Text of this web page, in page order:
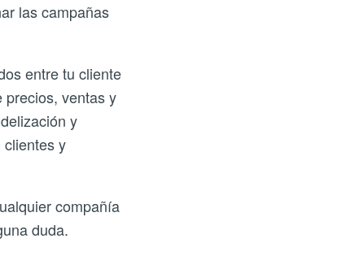
las campañas
entre tu cliente
precios, ventas y
y
clientes y
compañía
duda.